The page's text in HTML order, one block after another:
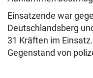
Einsatzende war
Deutschlandsberg
31 Kräften im
Gegenstand von